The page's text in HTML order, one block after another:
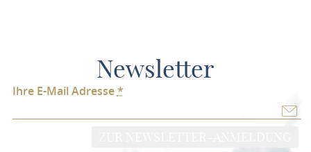
Newsletter
Ihre E-Mail Adresse*